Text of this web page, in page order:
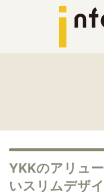
YKKのアリュ
いスリムデザイ